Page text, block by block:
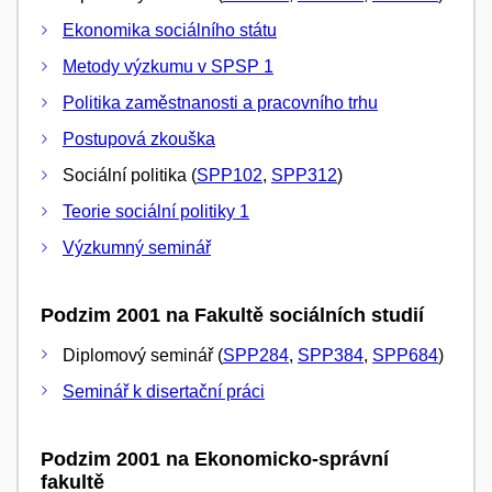
Ekonomika sociálního státu
Metody výzkumu v SPSP 1
Politika zaměstnanosti a pracovního trhu
Postupová zkouška
Sociální politika (SPP102, SPP312)
Teorie sociální politiky 1
Výzkumný seminář
Podzim 2001 na Fakultě sociálních studií
Diplomový seminář (SPP284, SPP384, SPP684)
Seminář k disertační práci
Podzim 2001 na Ekonomicko-správní
fakultě